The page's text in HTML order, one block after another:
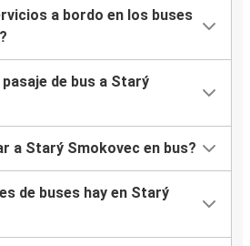
a bordo en los buses
de bus a Starý
a Starý Smokovec en bus?
de buses hay en Starý